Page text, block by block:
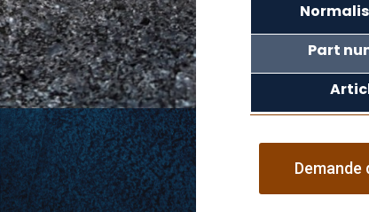
Part
Demande